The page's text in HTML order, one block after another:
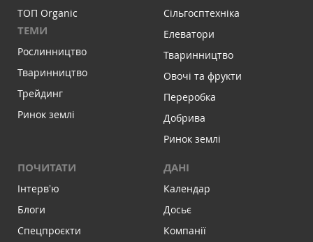
ТОП Organic
ТЕМИ
Рослинництво
Тваринництво
Трейдинг
Ринок землі
Сільгосптехніка
Елеватори
Тваринництво
Овочі та фрукти
Переробка
Добрива
Ринок землі
ПОЧИТАТИ
Інтервʼю
Блоги
Спецпроєкти
ДАНІ
Календар
Досьє
Компанії